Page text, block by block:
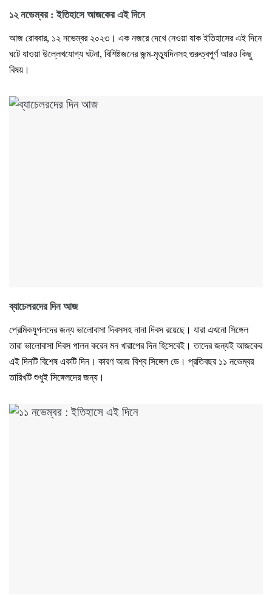
১২ নভেম্বর : ইতিহাসে আজকের এই দিনে
আজ রোববার, ১২ নভেম্বর ২০২৩। এক নজরে দেখে নেওয়া যাক ইতিহাসের এই দিনে
ঘটে যাওয়া উল্লেখযোগ্য ঘটনা, বিশিষ্টজনের জন্ম-মৃত্যুদিনসহ গুরুত্বপূর্ণ আরও কিছু
বিষয়।
ব্যাচেলরদের দিন আজ
প্রেমিকযুগলদের জন্য ভালোবাসা দিবসসহ নানা দিবস রয়েছে। যারা এখনো সিঙ্গেল
তারা ভালোবাসা দিবস পালন করেন মন খারাপের দিন হিসেবেই। তাদের জন্যই আজকের
এই দিনটি বিশেষ একটি দিন। কারণ আজ বিশ্ব সিঙ্গেল ডে। প্রতিবছর ১১ নভেম্বর
তারিখটি শুধুই সিঙ্গেলদের জন্য।